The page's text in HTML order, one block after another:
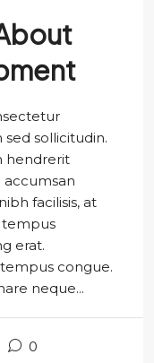
sed sollicitudin.
hendrerit
accumsan
facilisis, at
tempus
erat.
congue.
neque...
0